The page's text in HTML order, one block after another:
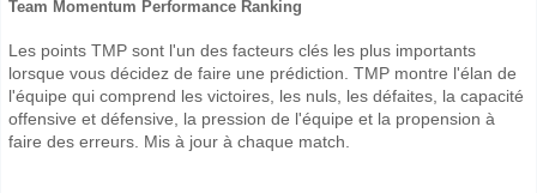
Team Momentum Performance Ranking
Les points TMP sont l'un des facteurs clés les plus importants
lorsque vous décidez de faire une prédiction. TMP montre l'élan de
l'équipe qui comprend les victoires, les nuls, les défaites, la capacité
offensive et défensive, la pression de l'équipe et la propension à
faire des erreurs. Mis à jour à chaque match.